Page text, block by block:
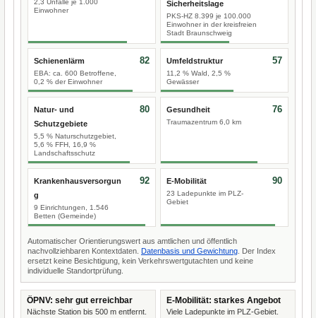
2,3 Unfälle je 1.000
Einwohner
Sicherheitslage
PKS-HZ 8.399 je 100.000
Einwohner in der kreisfreien
Stadt Braunschweig
Schienenlärm
EBA: ca. 600 Betroffene,
0,2 % der Einwohner
82 Umfeldstruktur
11,2 % Wald, 2,5 %
Gewässer
57
Natur- und
Schutzgebiete
5,5 % Naturschutzgebiet,
5,6 % FFH, 16,9 %
Landschaftsschutz
80 Gesundheit
Traumazentrum 6,0 km
76
Krankenhausversorgun
g
9 Einrichtungen, 1.546
Betten (Gemeinde)
92 E-Mobilität
23 Ladepunkte im PLZ-
Gebiet
90
Automatischer Orientierungswert aus amtlichen und öffentlich
nachvollziehbaren Kontextdaten. Datenbasis und Gewichtung . Der Index
ersetzt keine Besichtigung, kein Verkehrswertgutachten und keine
individuelle Standortprüfung.
ÖPNV: sehr gut erreichbar
Nächste Station bis 500 m entfernt.
E-Mobilität: starkes Angebot
Viele Ladepunkte im PLZ-Gebiet.